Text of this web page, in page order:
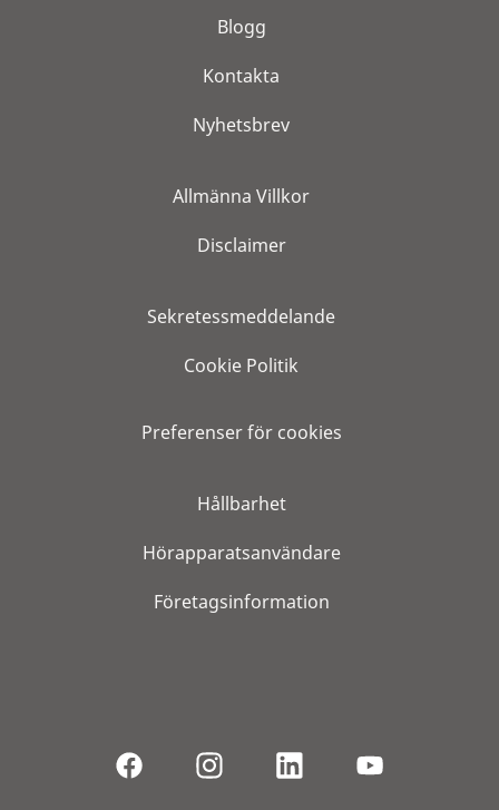
Blogg
Kontakta
Nyhetsbrev
Allmänna Villkor
Disclaimer
Sekretessmeddelande
Cookie Politik
Preferenser för cookies
Hållbarhet
Hörapparatsanvändare
Företagsinformation